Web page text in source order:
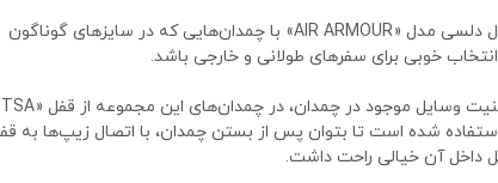
چمدان اورجینال دلسی مدل «AIR ARMOUR» با چمدان‌هایی که در سایزهای گوناگون
انتخاب خوبی برای سفرهای طولانی و خارجی باشد.
شده است تا بتوان پس از بستن چمدان‌، با اتصال زیپ‌ها به
داخل آن خیالی راحت داشت.